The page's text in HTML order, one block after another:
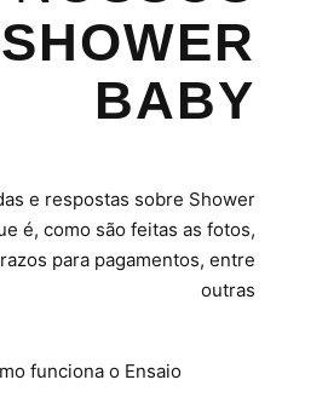
SHOWER
BABY
e respostas sobre Shower
é, como são feitas as fotos,
para pagamentos, entre
outras
funciona o Ensaio